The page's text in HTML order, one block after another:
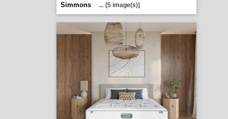
Simmons
... [5 image(s)]